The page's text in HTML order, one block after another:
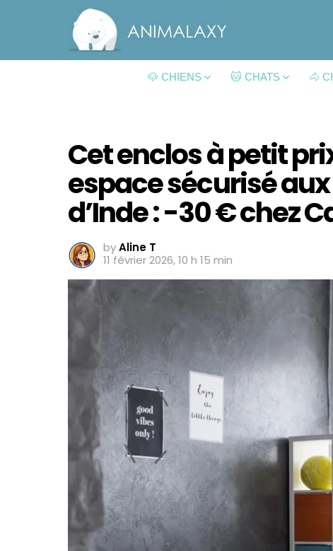
🐶 CHIENS 🐱 CHATS 🐴
Cet enclos à petit
espace sécurisé
d’Inde : -30 € chez
byAline T
11 février 2026, 10 h 15 min